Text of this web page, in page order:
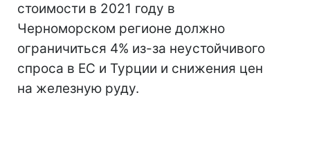
стоимости в 2021 году в
Черноморском регионе должно
ограничиться 4% из-за неустойчивого
спроса в ЕС и Турции и снижения цен
на железную руду.